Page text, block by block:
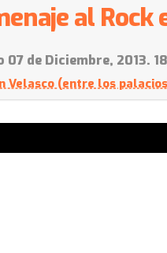
al Rock
07 de Diciembre, 2013.
Velasco (entre los